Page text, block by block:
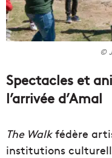
©
Spectacles et
l’arrivée d’Amal
The Walkfédère
institutions